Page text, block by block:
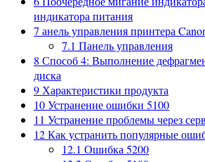
индикатора питания
7 анель управления принтера
7.1 Панель управления
8 Способ 4: Выполнение
диска
9 Характеристики продукта
10Устранение ошибки 5100
11 Устранение проблемы через
12Как устранить популярные
12.1 Ошибка 5200